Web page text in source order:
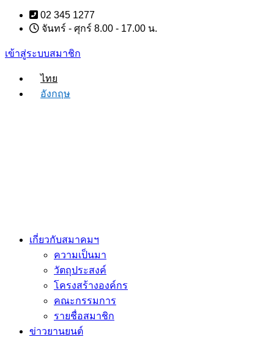
Skip
content
02 345 1277
จันทร์ - ศุกร์ 8.00 - 17.00 น.
เข้าสู่ระบบสมาชิก
ไทย
อังกฤษ
เกี่ยวกับสมาคมฯ
ความเป็นมา
วัตถุประสงค์
โครงสร้างองค์กร
คณะกรรมการ
รายชื่อสมาชิก
ข่าวยานยนต์